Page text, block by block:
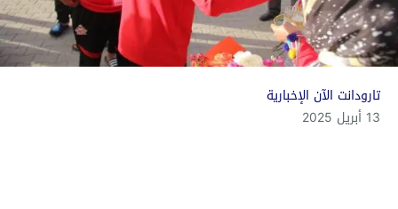
تارودانت الآن الإخبارية
13 أبريل 2025